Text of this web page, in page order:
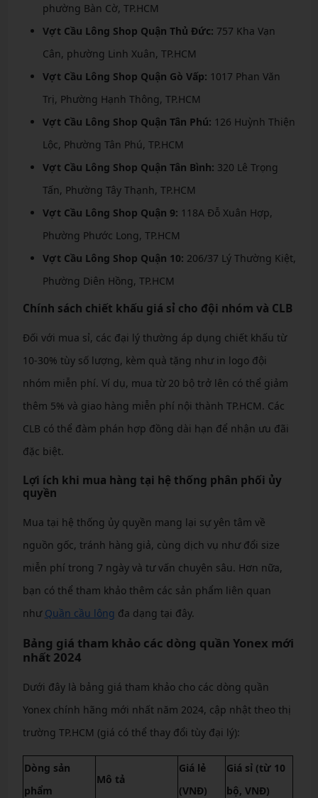
phường Bàn Cờ, TP.HCM
Vợt Cầu Lông Shop Quận Thủ Đức: 757 Kha Vạn
Cân, phường Linh Xuân, TP.HCM
Vợt Cầu Lông Shop Quận Gò Vấp: 1017 Phan Văn
Trị, Phường Hạnh Thông, TP.HCM
Vợt Cầu Lông Shop Quận Tân Phú: 126 Huỳnh Thiện
Lộc, Phường Tân Phú, TP.HCM
Vợt Cầu Lông Shop Quận Tân Bình: 320 Lê Trọng
Tấn, Phường Tây Thạnh, TP.HCM
Vợt Cầu Lông Shop Quận 9: 118A Đỗ Xuân Hợp,
Phường Phước Long, TP.HCM
Vợt Cầu Lông Shop Quận 10: 206/37 Lý Thường Kiệt,
Phường Diên Hồng, TP.HCM
Chính sách chiết khấu giá sỉ cho đội nhóm và CLB
Đối với mua sỉ, các đại lý thường áp dụng chiết khấu từ
10-30% tùy số lượng, kèm quà tặng như in logo đội
nhóm miễn phí. Ví dụ, mua từ 20 bộ trở lên có thể giảm
thêm 5% và giao hàng miễn phí nội thành TP.HCM. Các
CLB có thể đàm phán hợp đồng dài hạn để nhận ưu đãi
đặc biệt.
Lợi ích khi mua hàng tại hệ thống phân phối ủy
quyền
Mua tại hệ thống ủy quyền mang lại sự yên tâm về
nguồn gốc, tránh hàng giả, cùng dịch vụ như đổi size
miễn phí trong 7 ngày và tư vấn chuyên sâu. Hơn nữa,
bạn có thể tham khảo thêm các sản phẩm liên quan
như Quần cầu lông đa dạng tại đây.
Bảng giá tham khảo các dòng quần Yonex mới
nhất 2024
Dưới đây là bảng giá tham khảo cho các dòng quần
Yonex chính hãng mới nhất năm 2024, cập nhật theo thị
trường TP.HCM (giá có thể thay đổi tùy đại lý):
Dòng sản
phẩm
Mô tả
Giá lẻ
(VNĐ)
Giá sỉ (từ 10
bộ, VNĐ)